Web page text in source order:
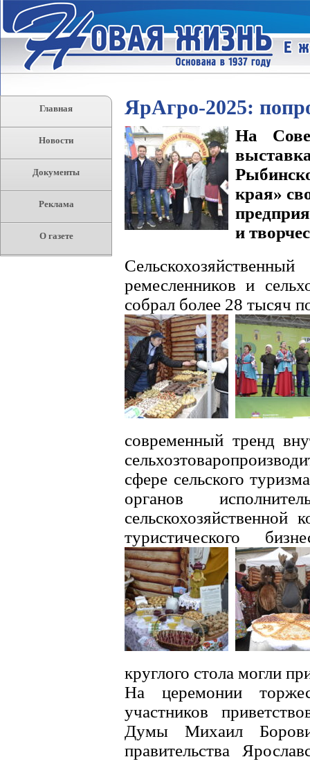
Главная
Новости
Документы
Реклама
О газете
ЯрАгро-2025:
На
края»
и
ремесленников и
собрал более 28 тысяч
современный тренд
сфере сельского
органов
туристического
круглого стола могли
На церемонии
участников
Думы Михаил
правительства